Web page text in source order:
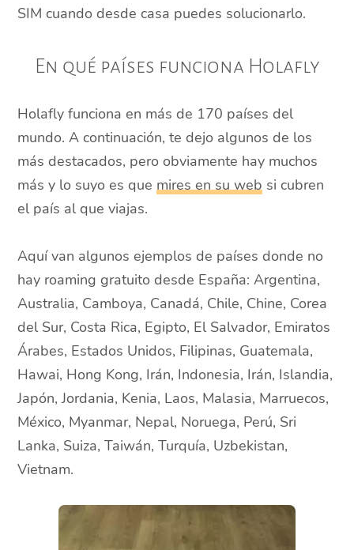
SIM cuando desde casa puedes solucionarlo.
En qué países funciona Holafly
Holafly funciona en más de 170 países del
mundo. A continuación, te dejo algunos de los
más destacados, pero obviamente hay muchos
más y lo suyo es que mires en su web si cubren
el país al que viajas.
Aquí van algunos ejemplos de países donde no
hay roaming gratuito desde España: Argentina,
Australia, Camboya, Canadá, Chile, Chine, Corea
del Sur, Costa Rica, Egipto, El Salvador, Emiratos
Árabes, Estados Unidos, Filipinas, Guatemala,
Hawai, Hong Kong, Irán, Indonesia, Irán, Islandia,
Japón, Jordania, Kenia, Laos, Malasia, Marruecos,
México, Myanmar, Nepal, Noruega, Perú, Sri
Lanka, Suiza, Taiwán, Turquía, Uzbekistan,
Vietnam.